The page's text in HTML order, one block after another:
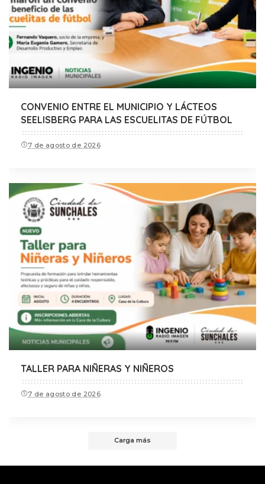
CONVENIO ENTRE EL MUNICIPIO Y LÁCTEOS
SEELISBERG PARA LAS ESCUELITAS DE FÚTBOL
7 de agosto de 2026
TALLER PARA NIÑERAS Y NIÑEROS
7 de agosto de 2026
Carga más